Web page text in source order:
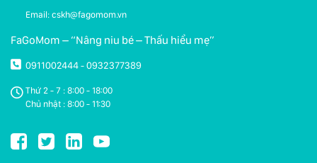
Email: cskh@fagomom.vn
FaGoMom – “Nâng niu bé – Thấu hiểu mẹ”
0911002444 - 0932377389
Thứ 2 - 7 : 8:00 - 18:00
Chủ nhật : 8:00 - 11:30